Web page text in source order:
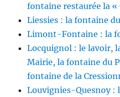
fontaine restaurée la
Liessies : la fontaine
Limont-Fontaine : la
Locquignol : le lavoir,
Mairie, la fontaine du
fontaine de la
Louvignies-Quesnoy :